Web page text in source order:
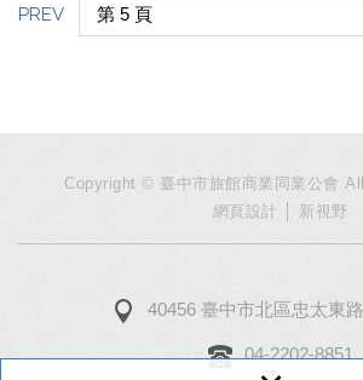
PREV
Copyright © 臺中市旅館商業同業公會
網頁設計
│ 新視野
40456 臺中市北區忠太東
04-2202-8851